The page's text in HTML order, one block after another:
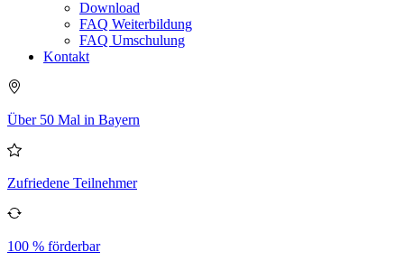
Download
FAQ Weiterbildung
FAQ Umschulung
Kontakt
Über 50 Mal in Bayern
Zufriedene Teilnehmer
100 % förderbar